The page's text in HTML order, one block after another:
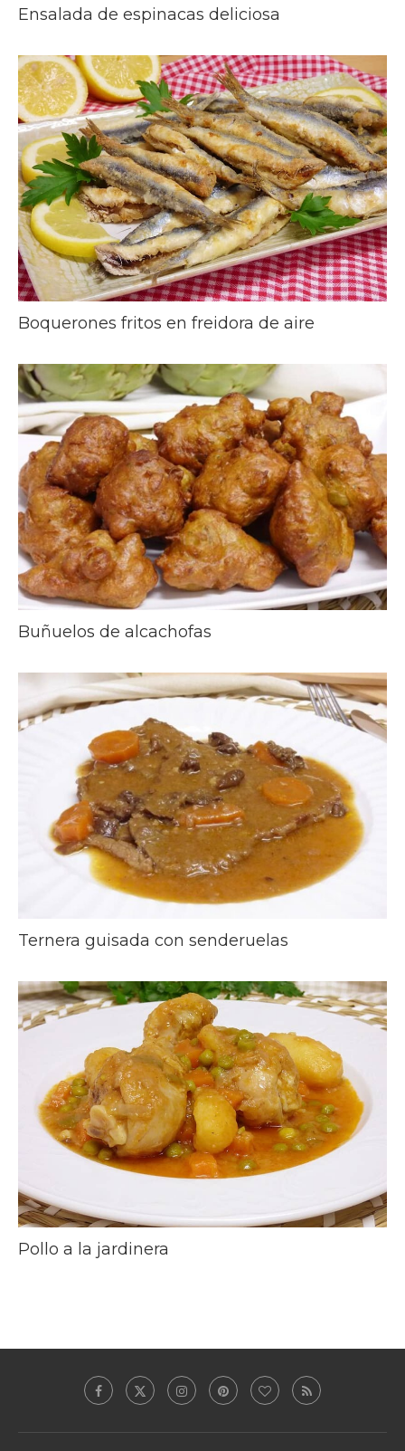
Ensalada de espinacas deliciosa
Boquerones fritos en freidora de aire
Buñuelos de alcachofas
Ternera guisada con senderuelas
Pollo a la jardinera